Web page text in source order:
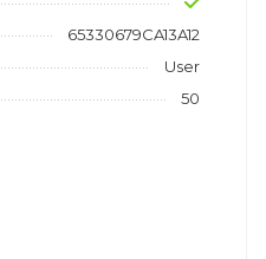
65330679CA13A12
User
50